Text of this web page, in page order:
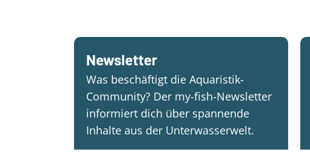
Newsletter
Was beschäftigt die Aquaristik-
Community? Der my-fish-Newsletter
informiert dich über spannende
Inhalte aus der Unterwasserwelt.